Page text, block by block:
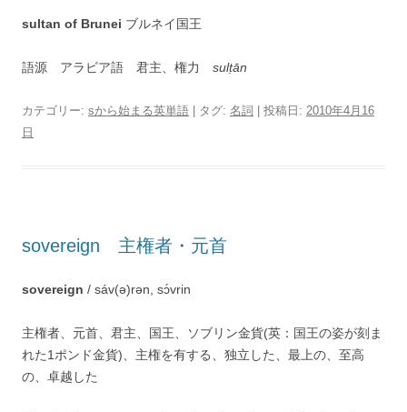
sultan of Brunei ブルネイ国王
語源 アラビア語 君主、権力 sulṭān
カテゴリー: sから始まる英単語 | タグ: 名詞 | 投稿日: 2010年4月16
日
sovereign 主権者・元首
sovereign / sáv(ə)rən, sɔ́vrin
主権者、元首、君主、国王、ソブリン金貨(英：国王の姿が刻ま
れた1ポンド金貨)、主権を有する、独立した、最上の、至高
の、卓越した